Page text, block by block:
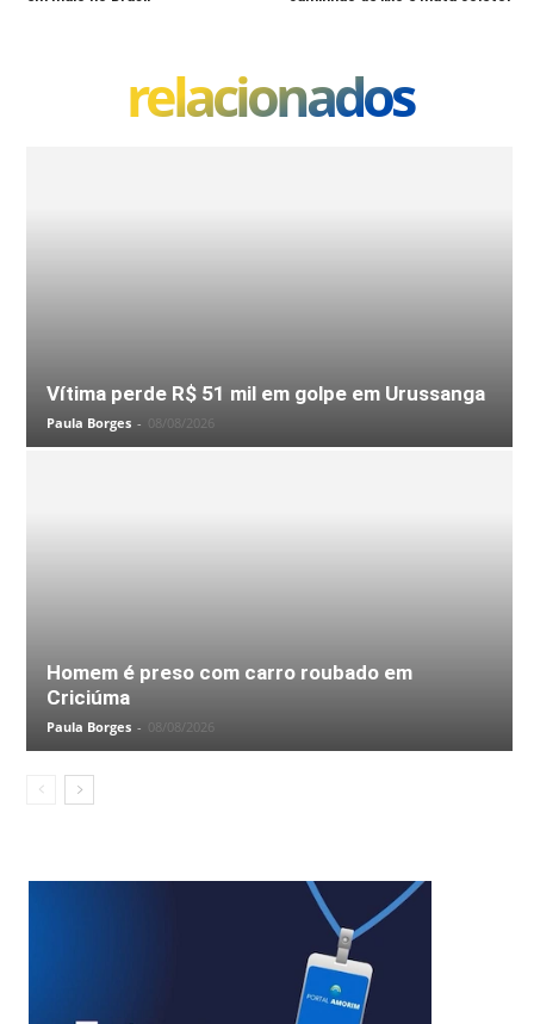
relacionados
Vítima perde R$ 51 mil em golpe em Urussanga
Paula Borges - 08/08/2026
Homem é preso com carro roubado em
Criciúma
Paula Borges - 08/08/2026